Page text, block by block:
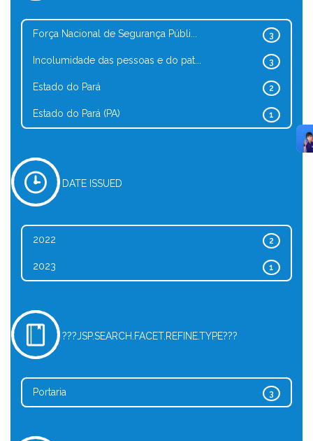
3
Força Nacional de Segurança Públi...
3
Incolumidade das pessoas e do pat...
2
Estado do Pará
1
Estado do Pará (PA)
DATE ISSUED
2
2022
1
2023
???JSP.SEARCH.FACET.REFINE.TYPE???
3
Portaria